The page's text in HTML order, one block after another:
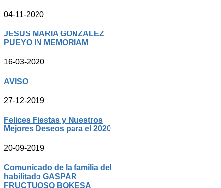
04-11-2020
JESUS MARIA GONZALEZ
PUEYO IN MEMORIAM
16-03-2020
AVISO
27-12-2019
Felices Fiestas y Nuestros
Mejores Deseos para el 2020
20-09-2019
Comunicado de la familia del
habilitado GASPAR
FRUCTUOSO BOKESA